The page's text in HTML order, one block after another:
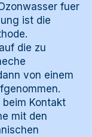
fuer
ist die
die zu
von einem
beim Kontakt
mit den